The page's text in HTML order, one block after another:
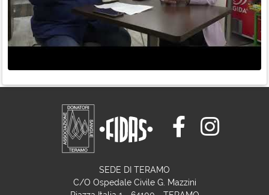
SEDE DI TERAMO
C/O Ospedale Civile G. Mazzini